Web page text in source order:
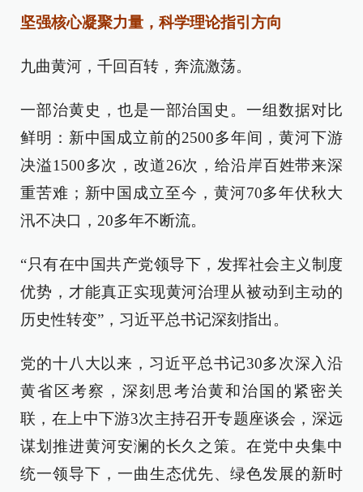
坚强核心凝聚力量，科学理论指引方向
九曲黄河，千回百转，奔流激荡。
一部治黄史，也是一部治国史。一组数据对比
鲜明：新中国成立前的2500多年间，黄河下游
决溢1500多次，改道26次，给沿岸百姓带来深
重苦难；新中国成立至今，黄河70多年伏秋大
汛不决口，20多年不断流。
“只有在中国共产党领导下，发挥社会主义制度
优势，才能真正实现黄河治理从被动到主动的
历史性转变”，习近平总书记深刻指出。
党的十八大以来，习近平总书记30多次深入沿
黄省区考察，深刻思考治黄和治国的紧密关
联，在上中下游3次主持召开专题座谈会，深远
谋划推进黄河安澜的长久之策。在党中央集中
统一领导下，一曲生态优先、绿色发展的新时